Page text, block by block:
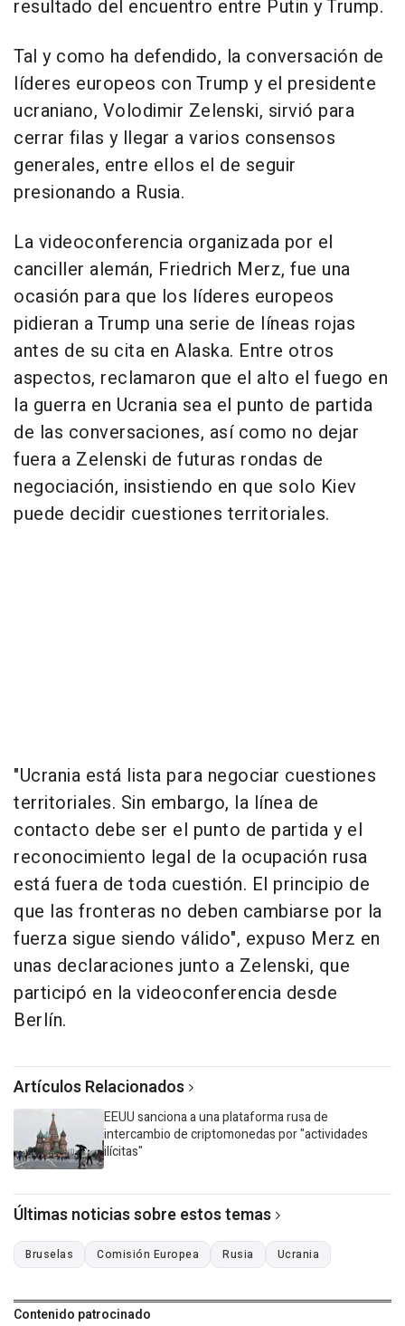
resultado del encuentro entre Putin y Trump.
Tal y como ha defendido, la conversación de
líderes europeos con Trump y el presidente
ucraniano, Volodimir Zelenski, sirvió para
cerrar filas y llegar a varios consensos
generales, entre ellos el de seguir
presionando a Rusia.
La videoconferencia organizada por el
canciller alemán, Friedrich Merz, fue una
ocasión para que los líderes europeos
pidieran a Trump una serie de líneas rojas
antes de su cita en Alaska. Entre otros
aspectos, reclamaron que el alto el fuego en
la guerra en Ucrania sea el punto de partida
de las conversaciones, así como no dejar
fuera a Zelenski de futuras rondas de
negociación, insistiendo en que solo Kiev
puede decidir cuestiones territoriales.
"Ucrania está lista para negociar cuestiones
territoriales. Sin embargo, la línea de
contacto debe ser el punto de partida y el
reconocimiento legal de la ocupación rusa
está fuera de toda cuestión. El principio de
que las fronteras no deben cambiarse por la
fuerza sigue siendo válido", expuso Merz en
unas declaraciones junto a Zelenski, que
participó en la videoconferencia desde
Berlín.
Artículos Relacionados
EEUU sanciona a una plataforma rusa de
intercambio de criptomonedas por "actividades
ilícitas"
Últimas noticias sobre estos temas
Bruselas Comisión Europea Rusia Ucrania
Contenido patrocinado